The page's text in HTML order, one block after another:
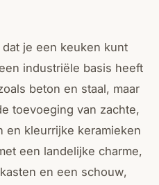
je een keuken kunt
industriële basis heeft
beton en staal, maar
toevoeging van zachte,
en kleurrijke keramieken
een landelijke charme,
en een schouw,